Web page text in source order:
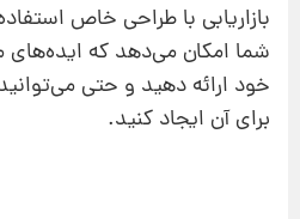
بازاریابی با طراحی خاص
شما امکان می‌دهد که ایده‌های
خود ارائه دهید و حتی
برای آن ایجاد کنید.